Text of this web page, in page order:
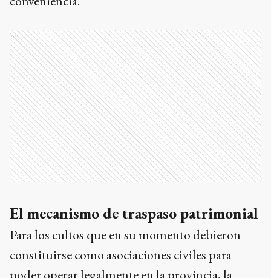
Ads
El mecanismo de traspaso patrimonial
Para los cultos que en su momento debieron
constituirse como asociaciones civiles para
poder operar legalmente en la provincia, la